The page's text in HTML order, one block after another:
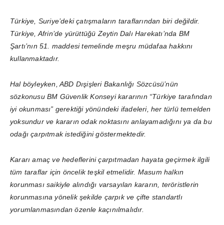
Türkiye, Suriye’deki çatışmaların taraflarından biri değildir.
Türkiye, Afrin’de yürüttüğü Zeytin Dalı Harekatı’nda BM
Şartı’nın 51. maddesi temelinde meşru müdafaa hakkını
kullanmaktadır.
Hal böyleyken, ABD Dışişleri Bakanlığı Sözcüsü’nün
sözkonusu BM Güvenlik Konseyi kararının “Türkiye tarafından
iyi okunması” gerektiği yönündeki ifadeleri, her türlü temelden
yoksundur ve kararın odak noktasını anlayamadığını ya da bu
odağı çarpıtmak istediğini göstermektedir.
Kararı amaç ve hedeflerini çarpıtmadan hayata geçirmek ilgili
tüm taraflar için öncelik teşkil etmelidir. Masum halkın
korunması saikiyle alındığı varsayılan kararın, teröristlerin
korunmasına yönelik şekilde çarpık ve çifte standartlı
yorumlanmasından özenle kaçınılmalıdır.